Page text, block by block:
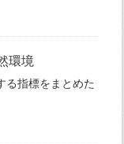
環境
る指標をまとめた